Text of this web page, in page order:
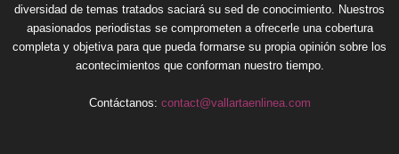
diversidad de temas tratados saciará su sed de conocimiento. Nuestros
apasionados periodistas se comprometen a ofrecerle una cobertura
completa y objetiva para que pueda formarse su propia opinión sobre los
acontecimientos que conforman nuestro tiempo.
Contáctanos: contact@vallartaenlinea.com